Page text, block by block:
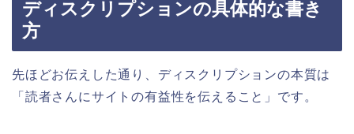
ディスクリプションの具体的な書き
方
先ほどお伝えした通り、ディスクリプションの本質は
「読者さんにサイトの有益性を伝えること」です。